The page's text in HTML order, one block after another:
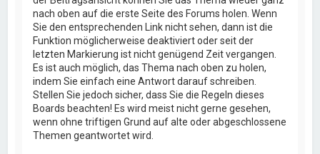
nach oben auf die erste Seite des Forums holen. Wenn
Sie den entsprechenden Link nicht sehen, dann ist die
Funktion möglicherweise deaktiviert oder seit der
letzten Markierung ist nicht genügend Zeit vergangen.
Es ist auch möglich, das Thema nach oben zu holen,
indem Sie einfach eine Antwort darauf schreiben.
Stellen Sie jedoch sicher, dass Sie die Regeln dieses
Boards beachten! Es wird meist nicht gerne gesehen,
wenn ohne triftigen Grund auf alte oder abgeschlossene
Themen geantwortet wird.